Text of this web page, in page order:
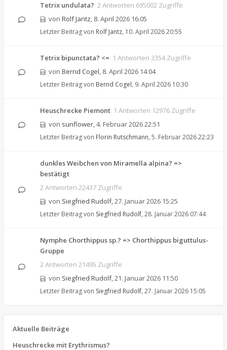
Tetrix undulata? 2 Antworten 695002 Zugriffe
von Rolf Jantz, 8. April 2026 16:05
Letzter Beitrag von Rolf Jantz, 10. April 2026 20:55
Tetrix bipunctata? <= 1 Antworten 3354 Zugriffe
von Bernd Cogel, 8. April 2026 14:04
Letzter Beitrag von Bernd Cogel, 9. April 2026 10:30
Heuschrecke Piemont 1 Antworten 12976 Zugriffe
von sunflower,4. Februar 2026 22:51
Letzter Beitrag von Florin Rutschmann, 5. Februar 2026 22:23
dunkles Weibchen von Miramella alpina? =>
bestätigt
2 Antworten 22437 Zugriffe
von Siegfried Rudolf,27. Januar 2026 15:25
Letzter Beitrag von Siegfried Rudolf, 28. Januar 2026 07:44
Nymphe Chorthippus sp.? => Chorthippus biguttulus-
Gruppe
2 Antworten 21495 Zugriffe
von Siegfried Rudolf,21. Januar 2026 11:50
Letzter Beitrag von Siegfried Rudolf, 27. Januar 2026 15:05
Aktuelle Beiträge
Heuschrecke mit Erythrismus?